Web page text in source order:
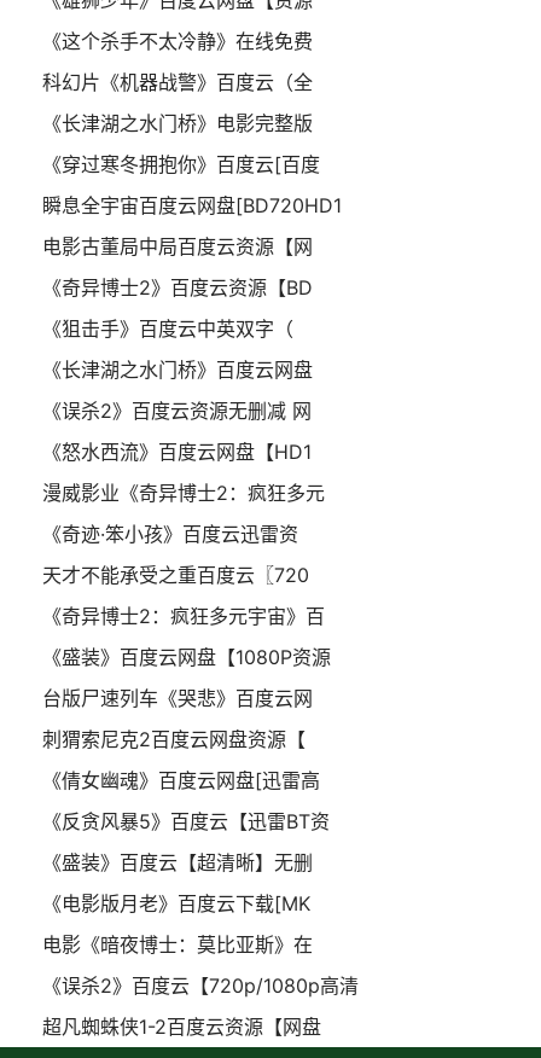
《这个杀手不太冷静》在线免费
科幻片《机器战警》百度云（全
《长津湖之水门桥》电影完整版
《穿过寒冬拥抱你》百度云[百度
瞬息全宇宙百度云网盘[BD720HD1
电影古董局中局百度云资源【网
《奇异博士2》百度云资源【BD
《狙击手》百度云中英双字（
《长津湖之水门桥》百度云网盘
《误杀2》百度云资源无删减 网
《怒水西流》百度云网盘【HD1
漫威影业《奇异博士2：疯狂多元
《奇迹·笨小孩》百度云迅雷资
天才不能承受之重百度云〖720
《奇异博士2：疯狂多元宇宙》百
《盛装》百度云网盘【1080P资源
台版尸速列车《哭悲》百度云网
刺猬索尼克2百度云网盘资源【
《倩女幽魂》百度云网盘[迅雷高
《反贪风暴5》百度云【迅雷BT资
《盛装》百度云【超清晰】无删
《电影版月老》百度云下载[MK
电影《暗夜博士：莫比亚斯》在
《误杀2》百度云【720p/1080p高清
超凡蜘蛛侠1-2百度云资源【网盘